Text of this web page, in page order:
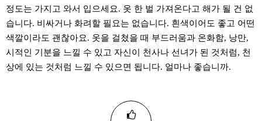
정도는 가지고 와서 입으세요. 옷 한 벌 가져온다고 해가 될 건 없
습니다. 비싸거나 화려할 필요는 없습니다. 흰색이어도 좋고 어떤
색깔이라도 괜찮아요. 옷을 걸쳤을 때 부드러움과 온화함, 낭만,
시적인 기분을 느낄 수 있고 자신이 천사나 선녀가 된 것처럼, 천
상에 있는 것처럼 느낄 수 있으면 됩니다. 얼마나 좋습니까.